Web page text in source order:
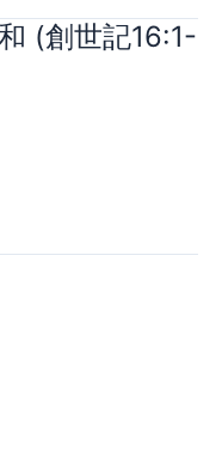
(創世記16:1-